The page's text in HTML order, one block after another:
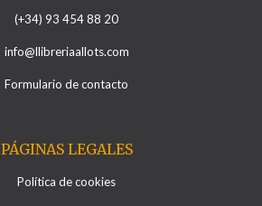
(+34) 93 454 88 20
info@llibreriaallots.com
Formulario de contacto
PÁGINAS LEGALES
Política de cookies